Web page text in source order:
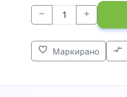
remove add
favorite_border Маркирано compare_arrows